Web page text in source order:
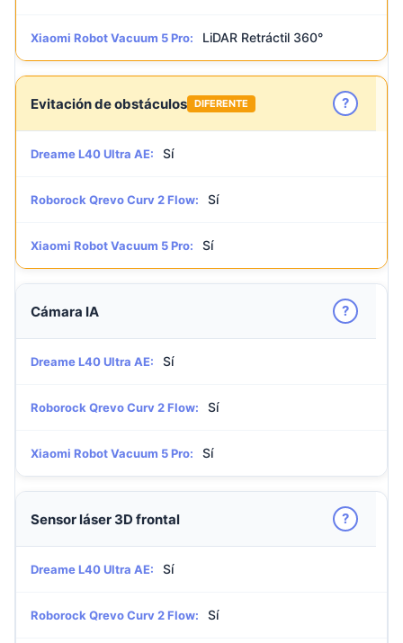
Xiaomi Robot Vacuum 5 Pro: LiDAR Retráctil 360°
Evitación de obstáculos DIFERENTE ?
Dreame L40 Ultra AE: Sí
Roborock Qrevo Curv 2 Flow: Sí
Xiaomi Robot Vacuum 5 Pro: Sí
Cámara IA ?
Dreame L40 Ultra AE: Sí
Roborock Qrevo Curv 2 Flow: Sí
Xiaomi Robot Vacuum 5 Pro: Sí
Sensor láser 3D frontal ?
Dreame L40 Ultra AE: Sí
Roborock Qrevo Curv 2 Flow: Sí